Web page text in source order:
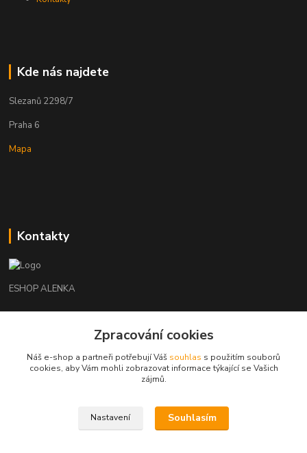
Kde nás najdete
Slezanů 2298/7
Praha 6
Mapa
Kontakty
ESHOP ALENKA
+420602541312
orechovka@inmes.cz
Zpracování cookies
Náš e-shop a partneři potřebují Váš souhlas s použitím souborů
cookies, aby Vám mohli zobrazovat informace týkající se Vašich
zájmů.
Nastavení Souhlasím